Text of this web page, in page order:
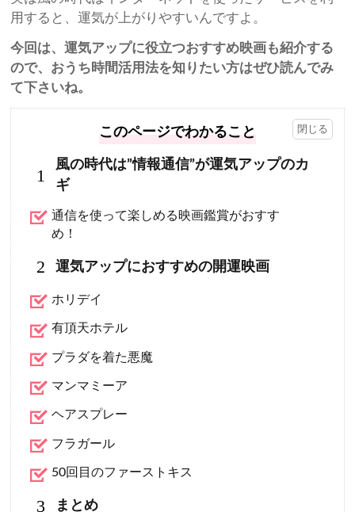
用すると、運気が上がりやすいんですよ。
今回は、運気アップに役立つおすすめ映画も紹介する
ので、おうち時間活用法を知りたい方はぜひ読んでみ
て下さいね。
このページでわかること
1
風の時代は”情報通信”が運気アップのカ
ギ
通信を使って楽しめる映画鑑賞がおすす
め！
2 運気アップにおすすめの開運映画
ホリデイ
有頂天ホテル
プラダを着た悪魔
マンマミーア
ヘアスプレー
フラガール
50回目のファーストキス
3 まとめ